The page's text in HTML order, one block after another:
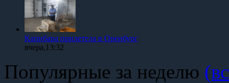
Капибара прилетела в Оренбург
вчера,13:32
Популярные за неделю